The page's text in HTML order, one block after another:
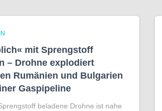
mit Sprengstoff
– Drohne explodiert
Rumänien und Bulgarien
Gaspipeline
beladene Drohne ist nahe